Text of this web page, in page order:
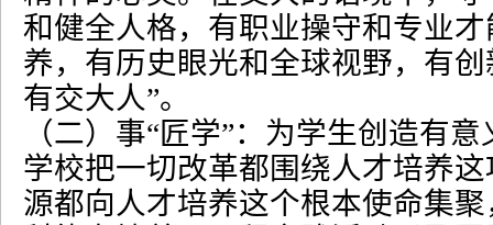
和健全人格，有职业操守和专业
养，有历史眼光和全球视野，有
有交大人”。
（二）事“匠学”：为学生创造有
学校把一切改革都围绕人才培养
源都向人才培养这个根本使命集